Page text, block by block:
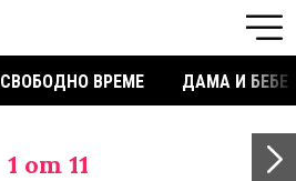
СВОБОДНО ВРЕМЕ ДАМА И БЕБЕ
1 от 11